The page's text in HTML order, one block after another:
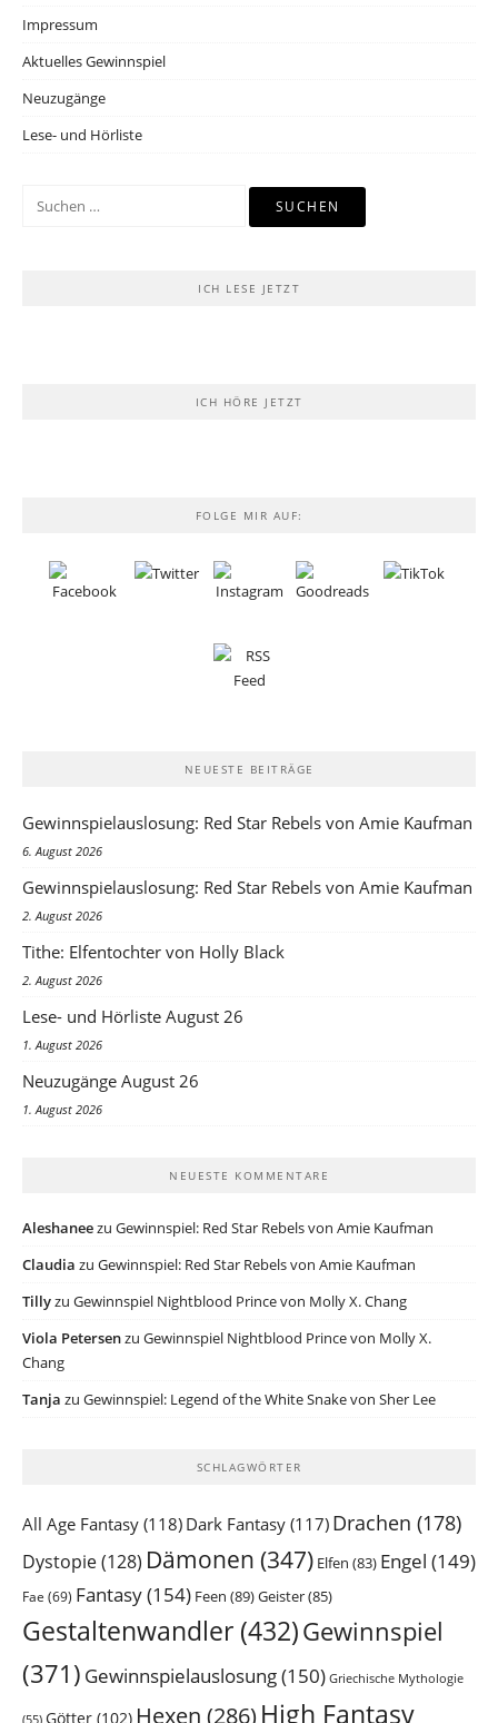
Impressum
Aktuelles Gewinnspiel
Neuzugänge
Lese- und Hörliste
Suchen
ICH LESE JETZT
ICH HÖRE JETZT
FOLGE MIR AUF:
NEUESTE BEITRÄGE
Gewinnspielauslosung: Red Star Rebels von Amie Kaufman
6. August 2026
Gewinnspielauslosung: Red Star Rebels von Amie Kaufman
2. August 2026
Tithe: Elfentochter von Holly Black
2. August 2026
Lese- und Hörliste August 26
1. August 2026
Neuzugänge August 26
1. August 2026
NEUESTE KOMMENTARE
Aleshaneezu Gewinnspiel: Red Star Rebels von Amie Kaufman
Claudia zu Gewinnspiel: Red Star Rebels von Amie Kaufman
Tillyzu Gewinnspiel Nightblood Prince von Molly X. Chang
Viola Petersenzu Gewinnspiel Nightblood Prince von Molly X.
Chang
Tanja zu Gewinnspiel: Legend of the White Snake von Sher Lee
SCHLAGWÖRTER
All Age Fantasy (118) Dark Fantasy (117) Drachen (178)
Dystopie(128) Dämonen (347) Elfen (83) Engel (149)
Fae (69) Fantasy(154) Feen (89)Geister(85)
Gestaltenwandler (432)Gewinnspiel
(371) Gewinnspielauslosung(150) Griechische Mythologie
(55) Götter (102) Hexen (286) High Fantasy